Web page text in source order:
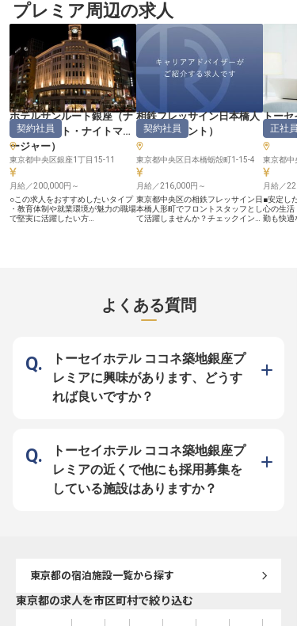
予約・料飲・宴会・客室など、適性
とご希望に応じて配属し、ホテルの
仕事を一から学べます。「ホスピタ
リティの世界に挑戦したい」という
想いがあれば、経験は問いません。
【手厚い受け入れと、成長を支える
仕組み】 入社後は約2週間の研修と
ホテルツアーからスタートし、先輩
のOJTで着実にステップアップ。グ
ループ内では年2回のキャリア面談
があり、歴史ある館の新しい一章
を、仲間と一緒につくり上げていけ
ます。 【働く環境のポイント】 ・
世界143の国と地域に9,100軒以上
を展開するヒルトングループ ・社
員割引制度「Go Hilton」 ・退職金
制度(確定拠出年金) ・年間休日120
日以上 ・充実した研修・トレーニ
ング制度
様の笑顔を引き出すおもてなしのス
キルを磨きませんか。細やかな気配
りや心遣いが、忘れられない滞在を
演出します。あなたのホスピタリテ
ィで、お客様に最高の思い出を届け
ましょう。 ーー【安心して長く働
ける環境とキャリア支援】 当社で
は、社員が安心して長く働けるよ
う、充実した福利厚生とサポート体
制を整えています。社宅制度や転居
手当で新生活を応援し、社員宿泊割
引制度や資格取得支援であなたの成
長を後押し。シフト制勤務でプライ
ベートも大切にしながら、ホテル運
営のプロフェッショナルとしてキャ
リアを築ける環境です。共に成長
し、お客様に感動を届けましょう。
日時点の
プレミア周辺の求人
ホテルサンルート銀座（ナ
イトフロント・ナイトマネ
ージャー）
契約社員
東京都中央区銀座1丁目15-11
月給／200,000円～
○この求人をおすすめしたいタイプ
・教育体制や就業環境が魅力の職場
で堅実に活躍したい方
の好立地♪ ■未経験の方も大歓迎！
充実の研修制度あり★ ■シフト制で
るおもてなしを】 銀座の中心に位
置する当ホテルは、国内外のお客様
に快適なご滞在を提供しています。
ナイトフロントとして、チェックイ
ン・アウトや館内のセキュリティ管
理など、夜間における大切なおもて
境で、あなたの可能性を広げません
か】 未経験からでもホテリエとし
てのキャリアをスタートできます。
先輩スタッフが丁寧にサポートしま
すので、ホスピタリティの基本から
しっかりと学べます。夜間帯の重要
相鉄フレッサイン日本橋人
形町（フロント ）
契約社員
東京都中央区日本橋蛎殻町1-15-4
月給／216,000円～
東京都中央区の相鉄フレッサイン日
本橋人形町でフロントスタッフとし
て活躍しませんか？チェックイン・
のご応募をお待ちしています！
※2024年08月26日時点の情報です
トーセ
銀座プ
正社員
東京都中
月給／
■安定し
心の生活
勤も快適
が、感動
取得し
させなが
よくある質問
トーセイホテル ココネ築地銀座プ
レミアに興味があります、どうす
れば良いですか？
トーセイホテル ココネ築地銀座プ
レミアの近くで他にも採用募集を
している施設はありますか？
東京都の宿泊施設一覧から探す
東京都の求人を市区町村で絞り込む